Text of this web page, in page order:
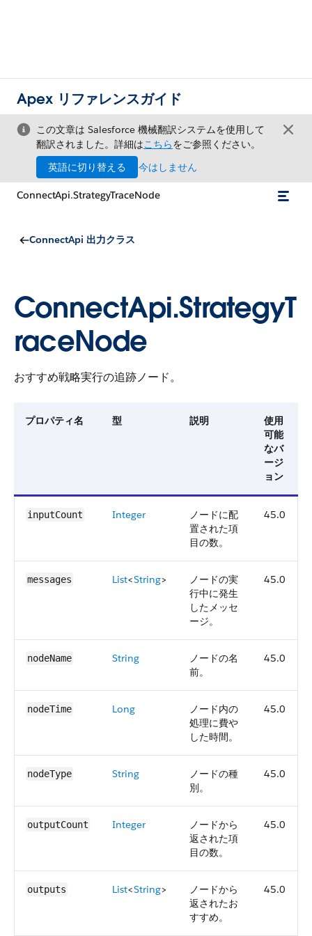
Apex リファレンスガイド
この文章は Salesforce 機械翻訳システムを使用して
翻訳されました。詳細はこちらをご参照ください。
英語に切り替える
今はしません
ConnectApi.StrategyTraceNode
ConnectApi 出力クラス
ConnectApi.StrategyT
raceNode
おすすめ戦略実行の追跡ノード。
プロパティ名 型 説明
使用
可能
なバ
ージ
ョン
inputCount Integer
ノードに配
置された項
目の数。
45.0
messages List<String>
ノードの実
行中に発生
したメッセ
ージ。
45.0
nodeName String
ノードの名
前。
45.0
nodeTime Long
ノード内の
処理に費や
した時間。
45.0
nodeType String
ノードの種
別。
45.0
outputCount Integer
ノードから
返された項
目の数。
45.0
outputs List<String>
ノードから
返されたお
すすめ。
45.0